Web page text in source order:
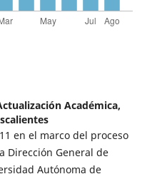
Académica,
en el marco del proceso
Dirección General de
Autónoma de